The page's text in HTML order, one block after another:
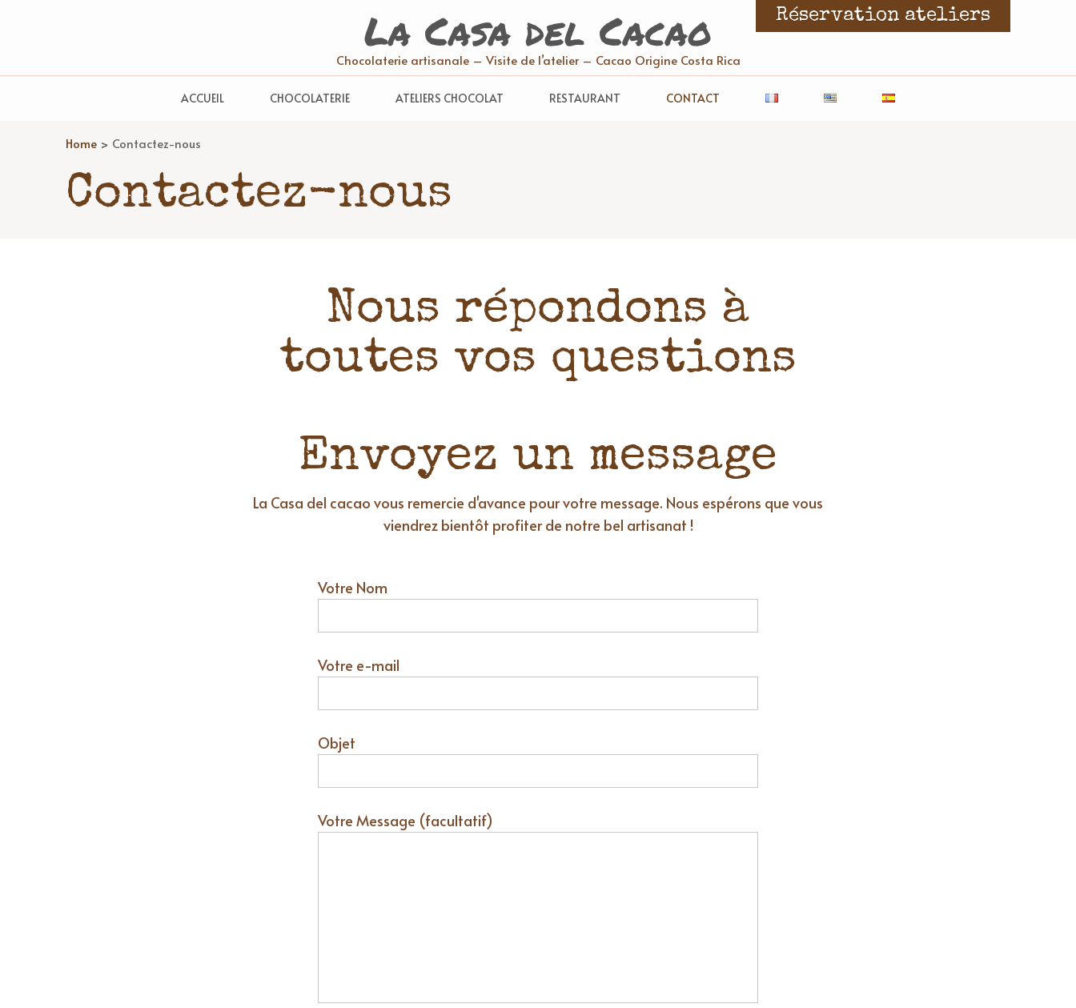
Réservation ateliers
La Casa del Cacao
Chocolaterie artisanale – Visite de l’atelier – Cacao Origine Costa Rica
ACCUEIL CHOCOLATERIE ATELIERS CHOCOLAT RESTAURANT CONTACT
Home > Contactez-nous
Contactez-nous
Nous répondons à
toutes vos questions
Envoyez un message
La Casa del cacao vous remercie d'avance pour votre message. Nous espérons que vous
viendrez bientôt profiter de notre bel artisanat !
Votre Nom
Votre e-mail
Objet
Votre Message (facultatif)